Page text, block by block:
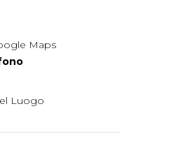
Maps
Luogo